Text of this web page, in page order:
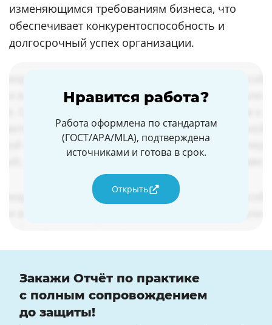
изменяющимся требованиям бизнеса, что
обеспечивает конкурентоспособность и
долгосрочный успех организации.
Нравится работа?
Работа оформлена по стандартам
(ГОСТ/APA/MLA), подтверждена
источниками и готова в срок.
Открыть
Закажи Отчёт по практике
с полным сопровождением
до защиты!